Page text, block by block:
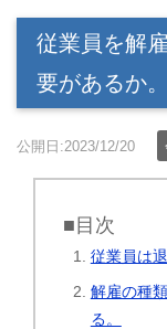
従業員を解
要があるか
公開日:2023/12/20
■目次
従業員は
解雇の種
る。